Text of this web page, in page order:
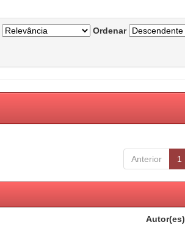
Ordenar
Anterior 1
Autor(es)